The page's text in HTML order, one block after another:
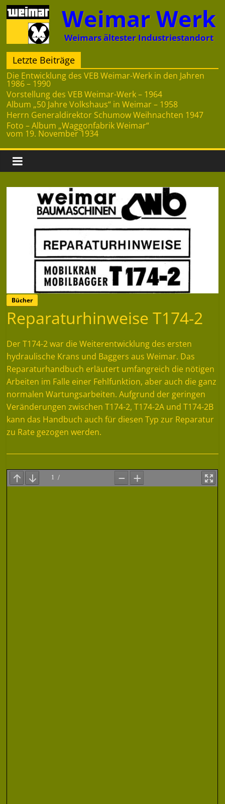
Zum
Inhalt
springen
Weimar Werk
Weimars ältester Industriestandort
Letzte Beiträge
Die Entwicklung des VEB Weimar-Werk in den Jahren
1986 – 1990
Vorstellung des VEB Weimar-Werk – 1964
Album „50 Jahre Volkshaus“ in Weimar – 1958
Herrn Generaldirektor Schumow Weihnachten 1947
Foto – Album „Waggonfabrik Weimar“
vom 19. November 1934
Bücher
Reparaturhinweise T174-2
Der T174-2 war die Weiterentwicklung des ersten
hydraulische Krans und Baggers aus Weimar. Das
Reparaturhandbuch erläutert umfangreich die nötigen
Arbeiten im Falle einer Fehlfunktion, aber auch die ganz
normalen Wartungsarbeiten. Aufgrund der geringen
Veränderungen zwischen T174-2, T174-2A und T174-2B
kann das Handbuch auch für diesen Typ zur Reparatur
zu Rate gezogen werden.